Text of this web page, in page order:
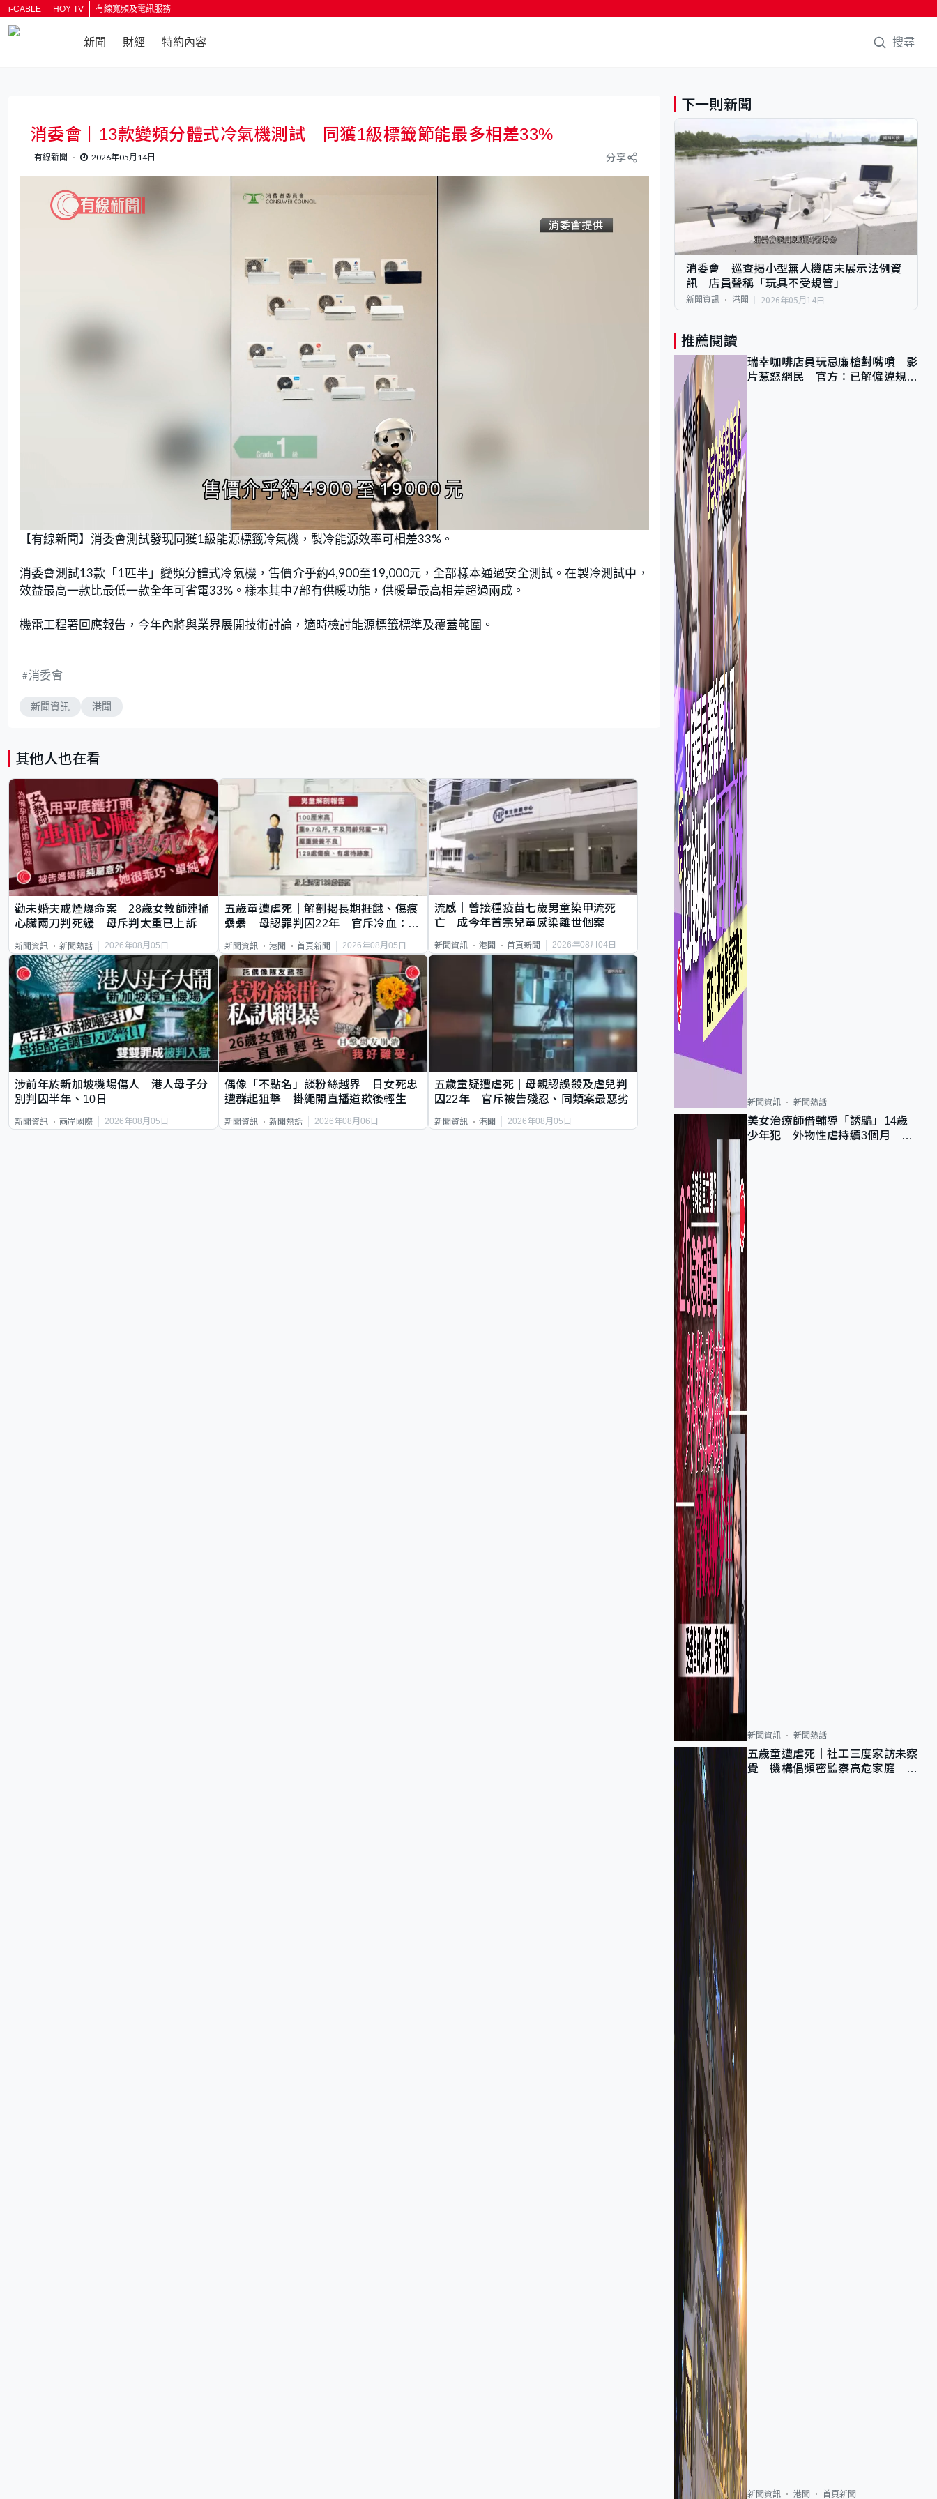
i-CABLE HOY TV 有線寬頻及電訊服務
新聞 財經 特約內容 搜尋
消委會｜13款變頻分體式冷氣機測試 同獲1級標籤節能最多相差33%
有線新聞 2026年05月14日 分享
n
m
u
L
a
d
7
3
1
7
【有線新聞】消委會測試發現同獲1級能源標籤冷氣機，製冷能源效率可相差33%。
消委會測試13款「1匹半」變頻分體式冷氣機，售價介乎約4,900至19,000元，全部樣本通過安全測試。在製冷測試中，
效益最高一款比最低一款全年可省電33%。樣本其中7部有供暖功能，供暖量最高相差超過兩成。
機電工程署回應報告，今年內將與業界展開技術討論，適時檢討能源標籤標準及覆蓋範圍。
消委會
新聞資訊 港聞
其他人也在看
勸未婚夫戒煙爆命案 28歲女教師連捅
心臟兩刀判死緩 母斥判太重已上訴
新聞資訊 新聞熱話 2026年08月05日
五歲童遭虐死｜解剖揭長期捱餓、傷痕
纍纍 母認罪判囚22年 官斥冷血：同
新聞資訊 港聞 首頁新聞 2026年08月05日
流感｜曾接種疫苗七歲男童染甲流死
亡 成今年首宗兒童感染離世個案
新聞資訊 港聞 首頁新聞 2026年08月04日
涉前年於新加坡機場傷人 港人母子分
別判囚半年、10日
新聞資訊 兩岸國際 2026年08月05日
偶像「不點名」談粉絲越界 日女死忠
遭群起狙擊 掛繩開直播道歉後輕生
新聞資訊 新聞熱話 2026年08月06日
五歲童疑遭虐死｜母親認誤殺及虐兒判
囚22年 官斥被告殘忍、同類案最惡劣
新聞資訊 港聞 2026年08月05日
下一則新聞
消委會｜巡查揭小型無人機店未展示法例資
訊 店員聲稱「玩具不受規管」
新聞資訊 港聞 2026年05月14日
推薦閱讀
瑞幸咖啡店員玩忌廉槍對嘴噴 影
片惹怒網民 官方：已解僱違規員
新聞資訊 新聞熱話
美女治療師借輔導「誘騙」14歲
少年犯 外物性虐持續3個月 受
新聞資訊 新聞熱話
五歲童遭虐死｜社工三度家訪未察
覺 機構倡頻密監察高危家庭 管
新聞資訊 港聞 首頁新聞